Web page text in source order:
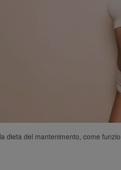
dieta del mantenimento, come